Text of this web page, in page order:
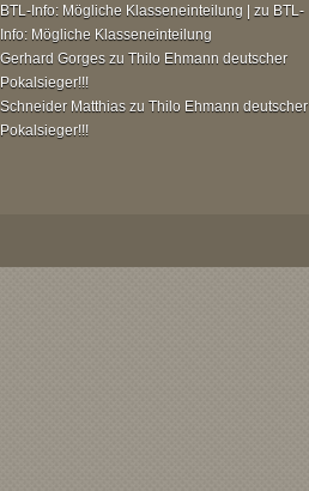
BTL-Info: Mögliche Klasseneinteilung |
zu BTL-
Info: Mögliche Klasseneinteilung
Gerhard Gorges zu Thilo Ehmann deutscher
Pokalsieger!!!
Schneider Matthias zu Thilo Ehmann deutscher
Pokalsieger!!!